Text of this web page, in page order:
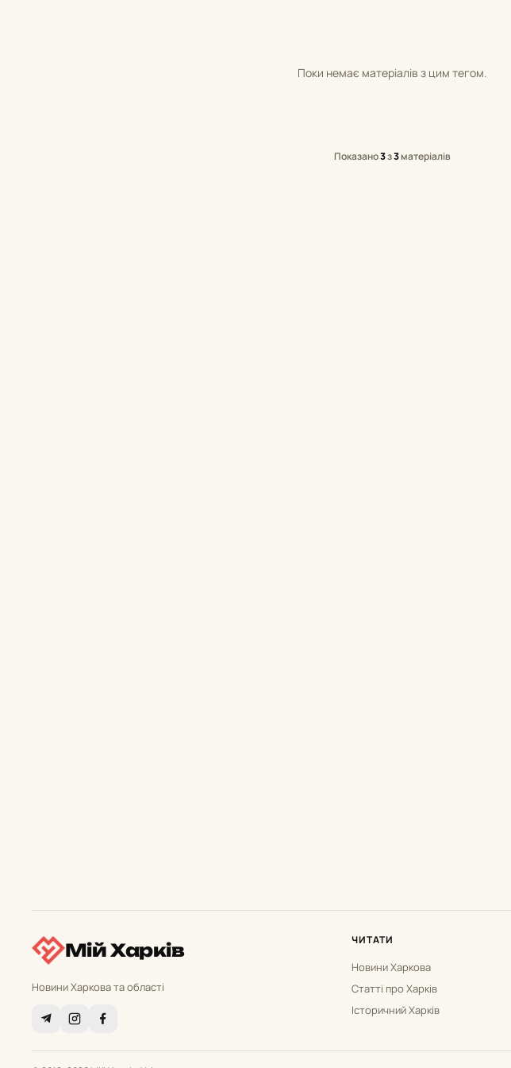
Поки немає матеріалів з цим тегом.
Показано3з3матеріалів
Мій Харків
Новини Харкова та області
ЧИТАТИ
Новини Харкова
Статті про Харків
Історичний Харків